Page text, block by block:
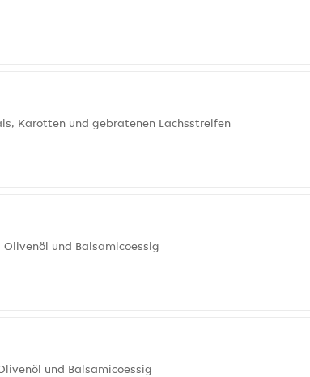
Karotten und gebratenen Lachsstreifen
und Balsamicoessig
und Balsamicoessig